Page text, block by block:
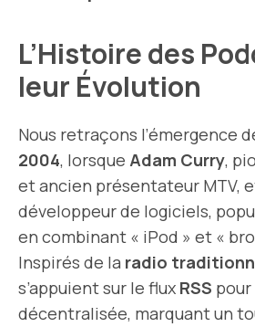
L’Histoire des
leur Évolution
Nous retraçons l’émergence
2004, lorsque Adam Curry,
et ancien présentateur MTV,
développeur de logiciels,
en combinant « iPod » et «
Inspirés de la radio
s’appuient sur le flux RSS
décentralisée, marquant un